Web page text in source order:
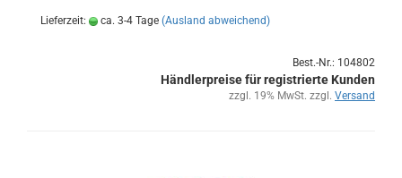
Lieferzeit: ca. 3-4 Tage (Ausland abweichend)
Best.-Nr.: 104802
Händlerpreise für registrierte Kunden
zzgl. 19% MwSt. zzgl. Versand